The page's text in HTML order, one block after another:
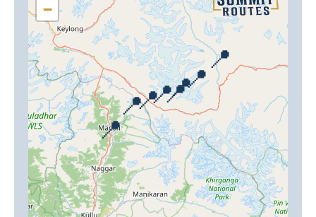
📍
📍📍📍📍
📍📍
📍
−